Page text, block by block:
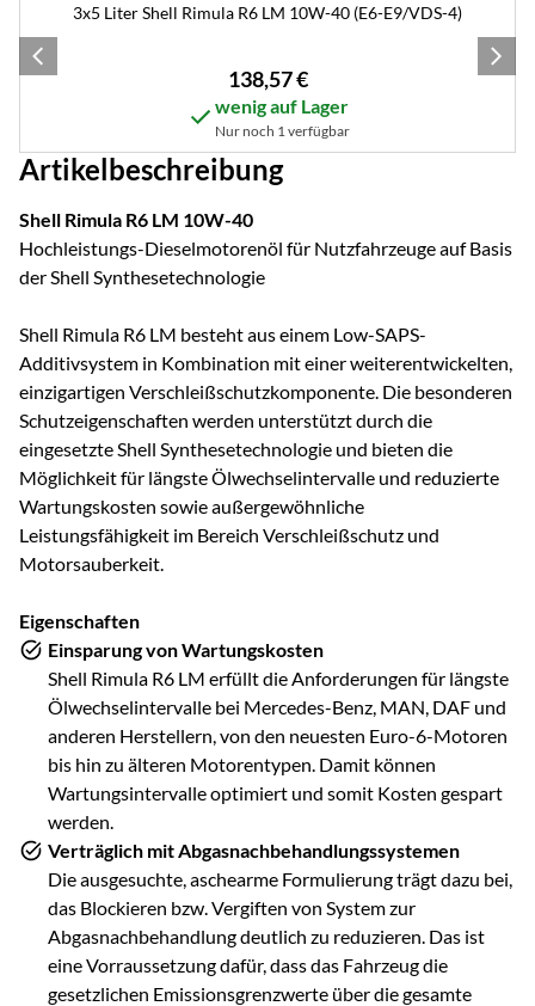
3x5 Liter Shell Rimula R6 LM 10W-40 (E6-E9/VDS-4)
138,57€
wenig auf Lager
Nur noch 1 verfügbar
Artikelbeschreibung
Shell Rimula R6 LM 10W-40
Hochleistungs-Dieselmotorenöl für Nutzfahrzeuge auf Basis
der Shell Synthesetechnologie
Shell Rimula R6 LM besteht aus einem Low-SAPS-
Additivsystem in Kombination mit einer weiterentwickelten,
einzigartigen Verschleißschutzkomponente. Die besonderen
Schutzeigenschaften werden unterstützt durch die
eingesetzte Shell Synthesetechnologie und bieten die
Möglichkeit für längste Ölwechselintervalle und reduzierte
Wartungskosten sowie außergewöhnliche
Leistungsfähigkeit im Bereich Verschleißschutz und
Motorsauberkeit.
Eigenschaften
Einsparung von Wartungskosten
Shell Rimula R6 LM erfüllt die Anforderungen für längste
Ölwechselintervalle bei Mercedes-Benz, MAN, DAF und
anderen Herstellern, von den neuesten Euro-6-Motoren
bis hin zu älteren Motorentypen. Damit können
Wartungsintervalle optimiert und somit Kosten gespart
werden.
Verträglich mit Abgasnachbehandlungssystemen
Die ausgesuchte, aschearme Formulierung trägt dazu bei,
das Blockieren bzw. Vergiften von System zur
Abgasnachbehandlung deutlich zu reduzieren. Das ist
eine Vorraussetzung dafür, dass das Fahrzeug die
gesetzlichen Emissionsgrenzwerte über die gesamte